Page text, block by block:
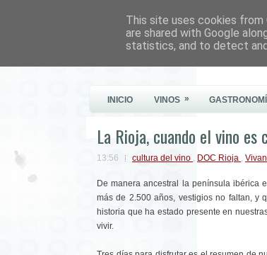
Este Vino Me Gusta
INICIO VINOS »
La Rioja, cuando el vino es
13:56 cultura del vino , DOC Rioja ,
De manera ancestral la península ibérica
más de 2.500 años, vestigios no faltan, y
historia que ha estado presente en
vivir.
This site uses cookies from
are shared with Google
statistics, and to detect